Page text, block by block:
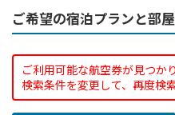
ご希望の宿泊プランと部
ご利用可能な航空券が見つか
検索条件を変更して、再度検